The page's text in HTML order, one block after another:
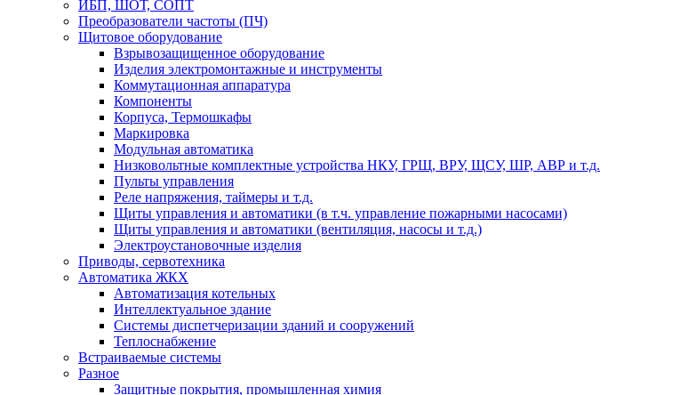
ИБП, ШОТ, СОПТ
Преобразователи частоты (ПЧ)
Щитовое оборудование
Взрывозащищенное оборудование
Изделия электромонтажные и инструменты
Коммутационная аппаратура
Компоненты
Корпуса, Термошкафы
Маркировка
Модульная автоматика
Низковольтные комплектные устройства НКУ, ГРЩ, ВРУ, ЩСУ, ШР, АВР и т.д.
Пульты управления
Реле напряжения, таймеры и т.д.
Щиты управления и автоматики (в т.ч. управление пожарными насосами)
Щиты управления и автоматики (вентиляция, насосы и т.д.)
Электроустановочные изделия
Приводы, сервотехника
Автоматика ЖКХ
Автоматизация котельных
Интеллектуальное здание
Системы диспетчеризации зданий и сооружений
Теплоснабжение
Встраиваемые системы
Разное
Защитные покрытия, промышленная химия